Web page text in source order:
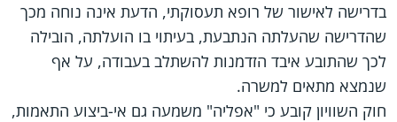
בדרישה לאישור של רופא תעסוקתי, הדעת אינה נוחה מכך
שהדרישה שהעלתה הנתבעת, בעיתוי בו הועלתה, הובילה
לכך שהתובע איבד הזדמנות להשתלב בעבודה, על אף
שנמצא מתאים למשרה.
חוק השוויון קובע כי "אפליה" משמעה גם אי-ביצוע התאמות,